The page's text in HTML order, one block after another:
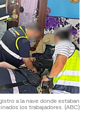
a la nave donde estaban
los trabajadores. (ABC)